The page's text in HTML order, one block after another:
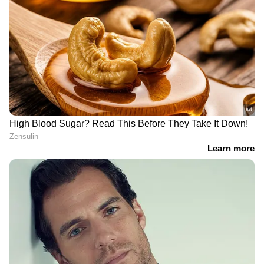
വ്യക്തമല്ല. പ്രത്യേക അന്വേഷണ സംഘത്തിന്‍റെ
അന്തിമ റിപ്പോര്‍ട്ട് വരും വരെ നടപടികള്‍
വൈകിപ്പിക്കാനും സാധ്യതയുണ്ട്.
ചമ്പത് റായിക്കെതിരെ പുതിയ
അരോപണം
ഇതിനിടെ ചമ്പത് റായിക്ക് ഇരട്ടി പ്രഹരവുമായി
മുന്‍ ആഭ്യന്തര സെക്രട്ടറി ലക്ഷ്മി നാരായണന്‍റെ
മൊഴിയും പുറത്തുവന്നു. പ്രാണ പ്രതിഷ്ഠക്ക്
പിന്നാലെ 2024 ഏപ്രിലില്‍ അയോധ്യ
ക്ഷേത്രത്തില്‍ 151 കിലോ തൂക്കം വരുന്ന
സ്വര്‍ണത്തില്‍ തീര്‍ത്ത രാമചരിത മാനസ് ഗ്രന്ഥം
വഴിപാടായി നല്‍കിയെന്നും, ഇപ്പോള്‍ അതേ
കുറിച്ച് ഒരു വിവരവുമില്ലെന്നും നേരിട്ട് വാങ്ങിയ
ചമ്പത് റായി ഒരു രസീത് പോലും
പ്രസിദ്ധീകരിച്ചു. വിഷ്വല്‍, ഡിജിറ്റല്‍ മീഡിയകളില്‍
പ്രവര്‍ത്തനപരിചയം. ഇ മെയില്‍:
anver@asianetnews.in
DOWNLOAD APP
RECOMMENDED STORIES